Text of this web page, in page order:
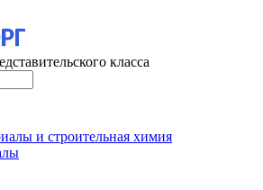
класса
и строительная химия